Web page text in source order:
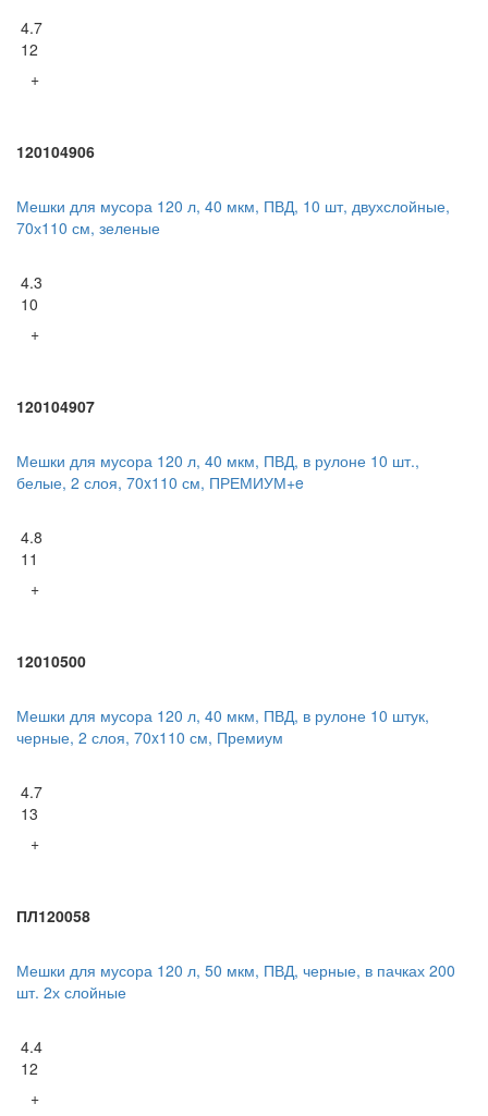
4.7
12
+
120104906
Мешки для мусора 120 л, 40 мкм, ПВД, 10 шт, двухслойные,
70х110 см, зеленые
4.3
10
+
120104907
Мешки для мусора 120 л, 40 мкм, ПВД, в рулоне 10 шт.,
белые, 2 слоя, 70x110 см, ПРЕМИУМ+e
4.8
11
+
12010500
Мешки для мусора 120 л, 40 мкм, ПВД, в рулоне 10 штук,
черные, 2 слоя, 70x110 см, Премиум
4.7
13
+
ПЛ120058
Мешки для мусора 120 л, 50 мкм, ПВД, черные, в пачках 200
шт. 2х слойные
4.4
12
+